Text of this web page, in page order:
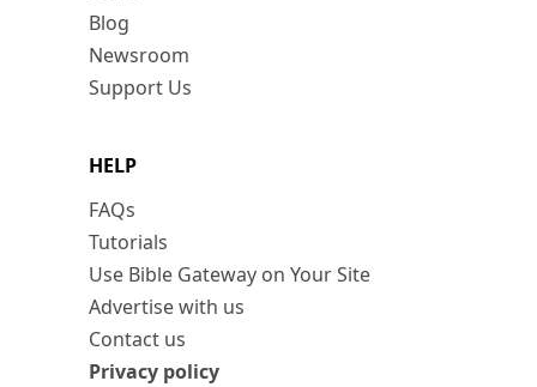
Blog
Newsroom
Support Us
HELP
FAQs
Tutorials
Use Bible Gateway on Your Site
Advertise with us
Contact us
Privacy policy